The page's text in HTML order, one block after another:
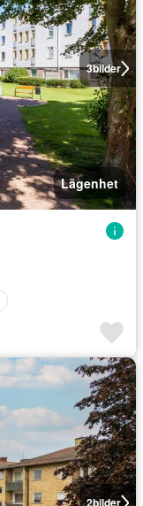
3bilder
Lägenhet
2bilder